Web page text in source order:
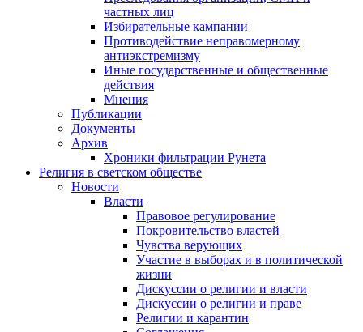
частных лиц
Избирательные кампании
Противодействие неправомерному
антиэкстремизму
Иные государственные и общественные
действия
Мнения
Публикации
Документы
Архив
Хроники фильтрации Рунета
Религия в светском обществе
Новости
Власти
Правовое регулирование
Покровительство властей
Чувства верующих
Участие в выборах и в политической
жизни
Дискуссии о религии и власти
Дискуссии о религии и праве
Религии и карантин